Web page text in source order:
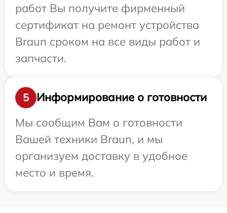
работ Вы получите фирменный
сертификат на ремонт устройства
Braun сроком на все виды работ и
запчасти.
5
Информирование о готовности
Мы сообщим Вам о готовности
Вашей техники Braun, и мы
организуем доставку в удобное
место и время.